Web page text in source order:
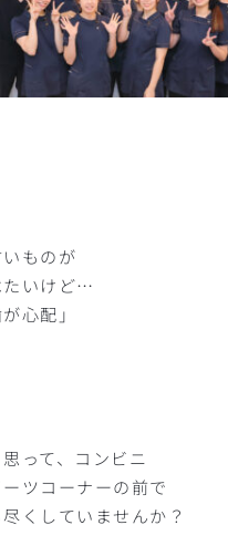
いものが
たいけど…
心配」
って、コンビニ
ーツコーナーの前で
くしていませんか？